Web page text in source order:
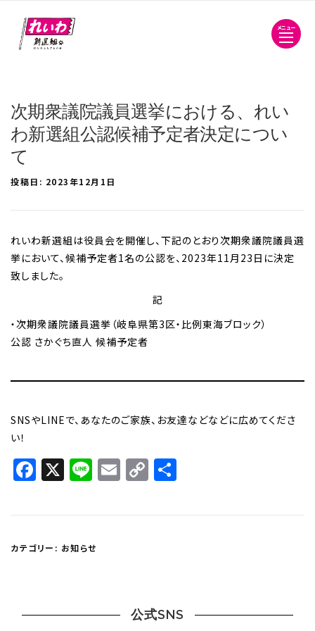
メニュー
次期衆議院議員選挙における、れい
わ新選組公認候補予定者決定につい
て
投稿日: 2023年12月1日
れいわ新選組は役員会を開催し、下記のとおり次期衆議院議員選
挙において、候補予定者1名の公認を、2023年11月23日に決定
致しました。
記
・次期衆議院議員選挙（岐阜県第3区・比例東海ブロック）
公認 さかぐち直人 候補予定者
SNSやLINEで、あなたのご家族、お友達などなどに広めてくださ
い！
Facebook
X LineEmail
Copy
Link
カテゴリー: お知らせ
公式SNS